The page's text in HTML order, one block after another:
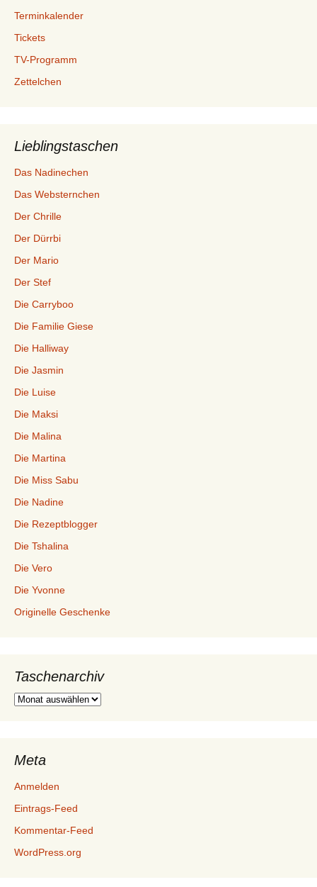
Terminkalender
Tickets
TV-Programm
Zettelchen
Lieblingstaschen
Das Nadinechen
Das Websternchen
Der Chrille
Der Dürrbi
Der Mario
Der Stef
Die Carryboo
Die Familie Giese
Die Halliway
Die Jasmin
Die Luise
Die Maksi
Die Malina
Die Martina
Die Miss Sabu
Die Nadine
Die Rezeptblogger
Die Tshalina
Die Vero
Die Yvonne
Originelle Geschenke
Taschenarchiv
Taschenarchiv
Meta
Anmelden
Eintrags-Feed
Kommentar-Feed
WordPress.org